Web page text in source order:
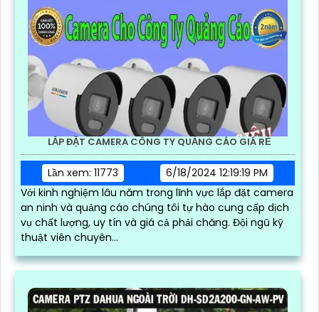
LẮP ĐẶT CAMERA CÔNG TY QUẢNG CÁO GIÁ RẺ
Lần xem: 11773
6/18/2024 12:19:19 PM
Với kinh nghiệm lâu năm trong lĩnh vực lắp đặt camera
an ninh và quảng cáo chúng tôi tự hào cung cấp dịch
vụ chất lượng, uy tín và giá cả phải chăng. Đội ngũ kỹ
thuật viên chuyên...